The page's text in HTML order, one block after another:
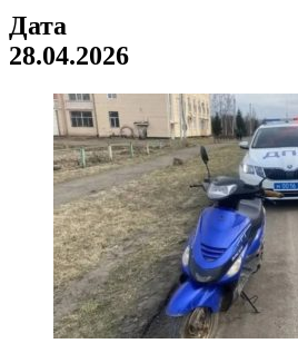
Дата
28.04.2026